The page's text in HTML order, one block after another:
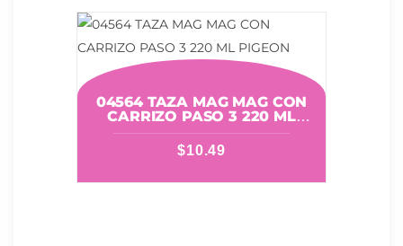
04564 TAZA MAG MAG CON
CARRIZO PASO 3 220 ML
PIGEON
$10.49